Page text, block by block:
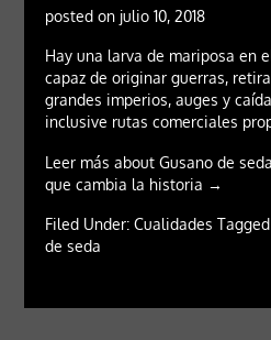
posted on julio 10, 2018
Hay una larva de mariposa en
capaz de originar guerras,
grandes imperios, auges y
inclusive rutas comerciales
Leer más about Gusano de
que cambia la historia →
Filed Under: Cualidades
de seda